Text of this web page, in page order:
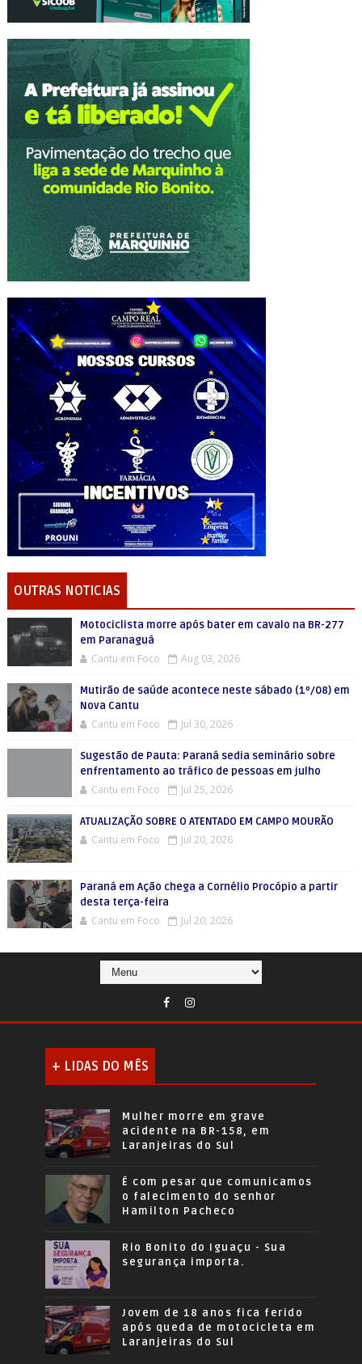
OUTRAS NOTICIAS
Motociclista morre após bater em cavalo na BR-277
em Paranaguá
Cantu em Foco Aug 03, 2026
Mutirão de saúde acontece neste sábado (1º/08) em
Nova Cantu
Cantu em Foco Jul 30, 2026
Sugestão de Pauta: Paraná sedia seminário sobre
enfrentamento ao tráfico de pessoas em julho
Cantu em Foco Jul 25, 2026
ATUALIZAÇÃO SOBRE O ATENTADO EM CAMPO MOURÃO
Cantu em Foco Jul 20, 2026
Paraná em Ação chega a Cornélio Procópio a partir
desta terça-feira
Cantu em Foco Jul 20, 2026
+ LIDAS DO MÊS
Mulher morre em grave
acidente na BR-158, em
Laranjeiras do Sul
É com pesar que comunicamos
o falecimento do senhor
Hamilton Pacheco
Rio Bonito do Iguaçu - Sua
segurança importa.
Jovem de 18 anos fica ferido
após queda de motocicleta em
Laranjeiras do Sul